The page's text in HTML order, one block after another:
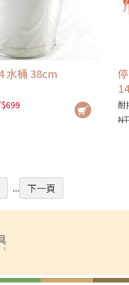
水桶 38cm
耐
... 下一頁